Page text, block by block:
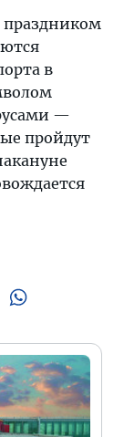
праздником
в
—
пройдут